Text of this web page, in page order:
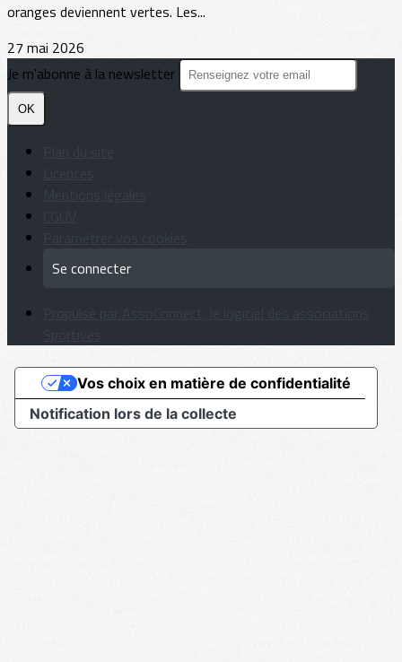
oranges deviennent vertes. Les...
27 mai 2026
Je m'abonne à la newsletter
OK
Se connecter
Notification lors de la collecte
Vos choix en matière de confidentialité